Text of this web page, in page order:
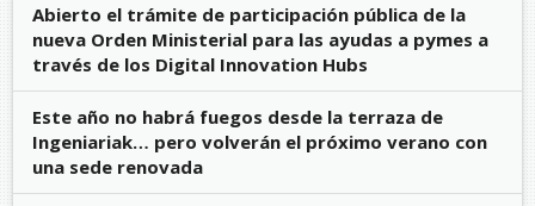
Abierto el trámite de participación pública de la
nueva Orden Ministerial para las ayudas a pymes a
través de los Digital Innovation Hubs
Este año no habrá fuegos desde la terraza de
Ingeniariak… pero volverán el próximo verano con
una sede renovada